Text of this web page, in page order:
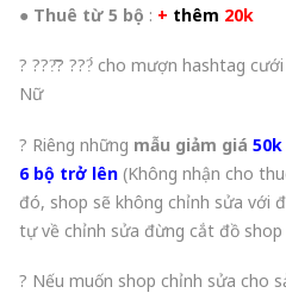
● Thuê từ 5 bộ : + thêm 20k
? ???̂̃? ???́ cho mượn hashtag
Nữ
? Riêng những mẫu giảm giá 50k
6 bộ trở lên (Không nhận cho
đó, shop sẽ không chỉnh sửa với
tự về chỉnh sửa đừng cắt đồ shop
? Nếu muốn shop chỉnh sửa cho